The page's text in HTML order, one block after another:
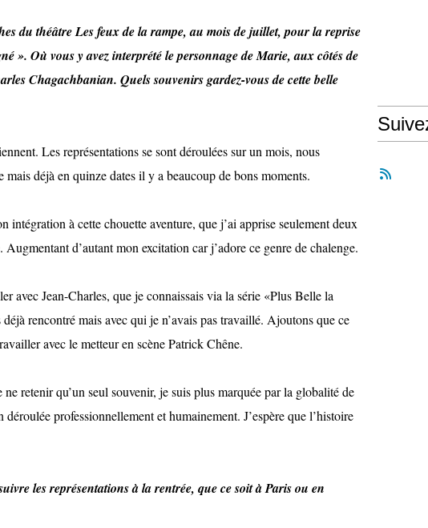
du théâtre Les feux de la rampe, au mois de juillet, pour la reprise
». Où vous y avez interprété le personnage de Marie, aux côtés de
Chagachbanian. Quels souvenirs gardez-vous de cette belle
Les représentations se sont déroulées sur un mois, nous
mais déjà en quinze dates il y a beaucoup de bons moments.
intégration à cette chouette aventure, que j’ai apprise seulement deux
Augmentant d’autant mon excitation car j’adore ce genre de chalenge.
avec Jean-Charles, que je connaissais via la série «Plus Belle la
rencontré mais avec qui je n’avais pas travaillé. Ajoutons que ce
avec le metteur en scène Patrick Chêne.
retenir qu’un seul souvenir, je suis plus marquée par la globalité de
déroulée professionnellement et humainement. J’espère que l’histoire
les représentations à la rentrée, que ce soit à Paris ou en